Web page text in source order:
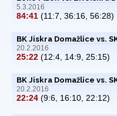
5.3.2016
84:41 (11:7, 36:16, 56:28)
BK Jiskra Domažlice vs.
20.2.2016
25:22 (12:4, 14:9, 25:15)
BK Jiskra Domažlice vs.
20.2.2016
22:24 (9:6, 16:10, 22:12)